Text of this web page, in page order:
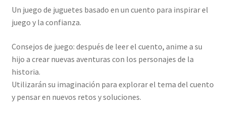
Un juego de juguetes basado en un cuento para inspirar el
juego y la confianza.
Consejos de juego: después de leer el cuento, anime a su
hijo a crear nuevas aventuras con los personajes de la
historia.
Utilizarán su imaginación para explorar el tema del cuento
y pensar en nuevos retos y soluciones.